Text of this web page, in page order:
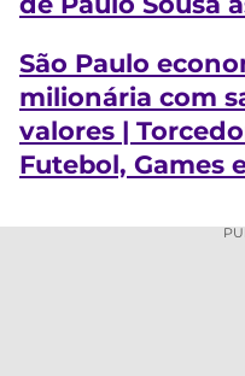
São Paulo
milionária com
valores |
Futebol, Games